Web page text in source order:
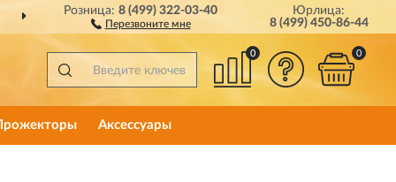
ДОСТАВИМ ПО ВСЕЙ РОССИИ
Розница:8 (499) 322-03-40
Перезвоните мне
Юрлица:
8 (499) 450-86-44
0 0
Аксессуары